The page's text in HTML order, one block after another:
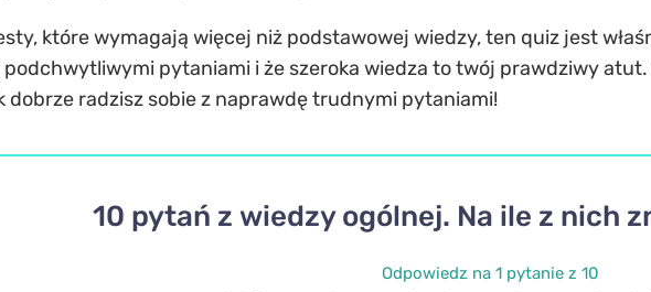
które wymagają więcej niż podstawowej wiedzy, ten quiz jest
pytaniami i że szeroka wiedza to twój prawdziwy
dobrze radzisz sobie z naprawdę trudnymi pytaniami!
10 pytań z wiedzy ogólnej. Na ile z nich
Odpowiedz na 1 pytanie z 10